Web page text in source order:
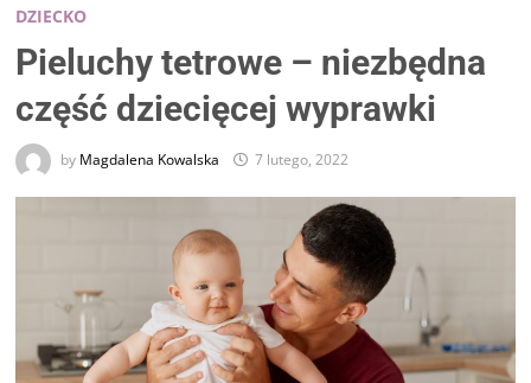
DZIECKO
Pieluchy tetrowe – niezbędna
część dziecięcej wyprawki
by Magdalena Kowalska 7 lutego, 2022